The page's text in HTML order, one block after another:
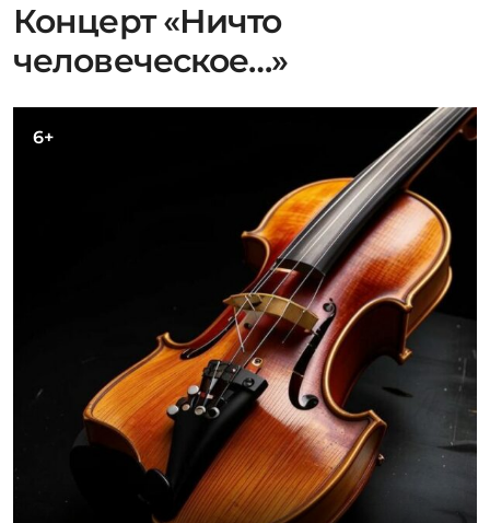
Концерт «Ничто
человеческое…»
6+